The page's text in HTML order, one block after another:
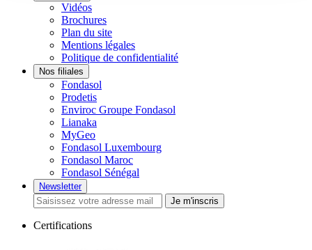
Vidéos
Brochures
Plan du site
Mentions légales
Politique de confidentialité
Nos filiales
Fondasol
Prodetis
Enviroc Groupe Fondasol
Lianaka
MyGeo
Fondasol Luxembourg
Fondasol Maroc
Fondasol Sénégal
Newsletter
Je m'inscris
Certifications